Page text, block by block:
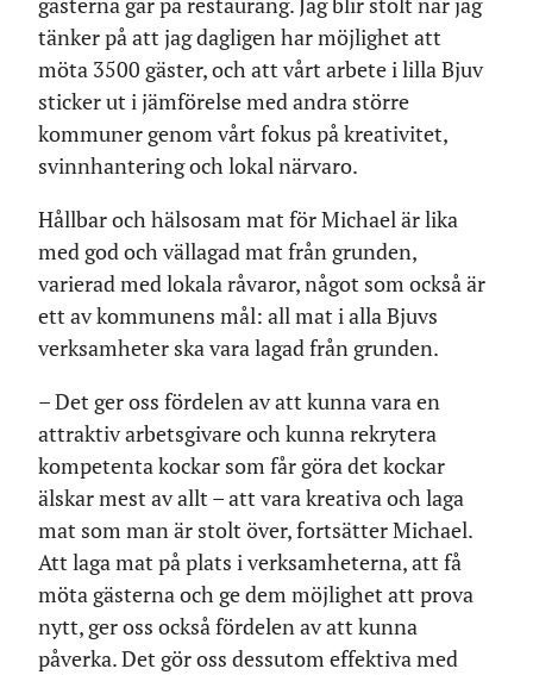
tänker på att jag dagligen har möjlighet att
möta 3500 gäster, och att vårt arbete i lilla Bjuv
sticker ut i jämförelse med andra större
kommuner genom vårt fokus på kreativitet,
svinnhantering och lokal närvaro.
Hållbar och hälsosam mat för Michael är lika
med god och vällagad mat från grunden,
varierad med lokala råvaror, något som också är
ett av kommunens mål: all mat i alla Bjuvs
verksamheter ska vara lagad från grunden.
– Det ger oss fördelen av att kunna vara en
attraktiv arbetsgivare och kunna rekrytera
kompetenta kockar som får göra det kockar
älskar mest av allt – att vara kreativa och laga
mat som man är stolt över, fortsätter Michael.
Att laga mat på plats i verksamheterna, att få
möta gästerna och ge dem möjlighet att prova
nytt, ger oss också fördelen av att kunna
påverka. Det gör oss dessutom effektiva med